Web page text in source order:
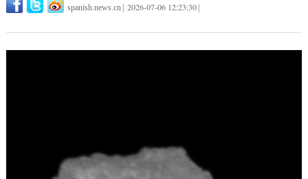
spanish.news.cn 2026-07-06 12:23:30